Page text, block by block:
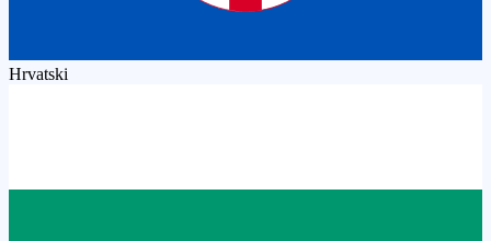
Hrvatski